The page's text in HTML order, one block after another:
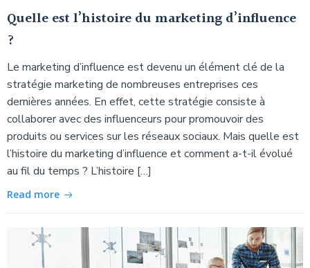
Quelle est l’histoire du marketing d’influence
?
Le marketing d’influence est devenu un élément clé de la
stratégie marketing de nombreuses entreprises ces
dernières années. En effet, cette stratégie consiste à
collaborer avec des influenceurs pour promouvoir des
produits ou services sur les réseaux sociaux. Mais quelle est
l’histoire du marketing d’influence et comment a-t-il évolué
au fil du temps ? L’histoire […]
Read more